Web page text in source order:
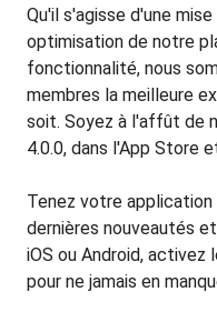
Qu'il s'agisse d'une
optimisation de notre
fonctionnalité, nous
membres la meilleure
soit. Soyez à l'affût de
4.0.0, dans l'App Store
Tenez votre
dernières nouveautés
iOS ou Android, activez
pour ne jamais en